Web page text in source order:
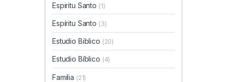
Espiritu Santo (1)
Espíritu Santo (3)
Estudio Biblico (20)
Estudio Bíblico (4)
Familia (21)